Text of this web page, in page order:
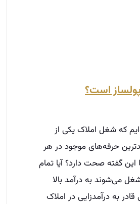
است؟
که شغل املاک یکی از
حرفه‌های موجود در هر
این گفته صحت دارد؟ آیا تمام
می‌شوند به درآمد بالا
به درآمدزایی در املاک